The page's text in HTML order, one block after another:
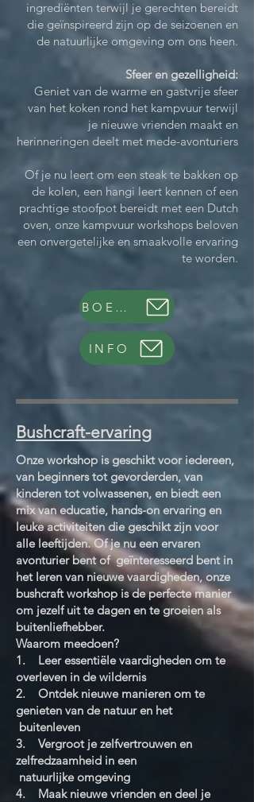
ingrediënten terwijl je gerechten bereidt
die geïnspireerd zijn op de seizoenen en
de natuurlijke omgeving om ons heen.
Sfeer en gezelligheid:
Geniet van de warme en gastvrije sfeer
van het koken rond het kampvuur terwijl
je nieuwe vrienden maakt en
herinneringen deelt met mede-avonturiers
Of je nu leert om een steak te bakken op
de kolen, een hangi leert kennen of een
prachtige stoofpot bereidt met een Dutch
oven, onze kampvuur workshops beloven
een onvergetelijke en smaakvolle ervaring
te worden.
BOEK NU
INFO
Bushcraft-ervaring
Onze workshop is geschikt voor iedereen,
van beginners tot gevorderden, van
kinderen tot volwassenen, en biedt een
mix van educatie, hands-on ervaring en
leuke activiteiten die geschikt zijn voor
alle leeftijden. Of je nu een ervaren
avonturier bent of geïnteresseerd bent in
het leren van nieuwe vaardigheden, onze
bushcraft workshop is de perfecte manier
om jezelf uit te dagen en te groeien als
buitenliefhebber.
Waarom meedoen?
1. Leer essentiële vaardigheden om te
overleven in de wildernis
​2. Ontdek nieuwe manieren om te
genieten van de natuur en het
buitenleven
3. Vergroot je zelfvertrouwen en
zelfredzaamheid in een
natuurlijke omgeving
4. Maak nieuwe vrienden en deel je